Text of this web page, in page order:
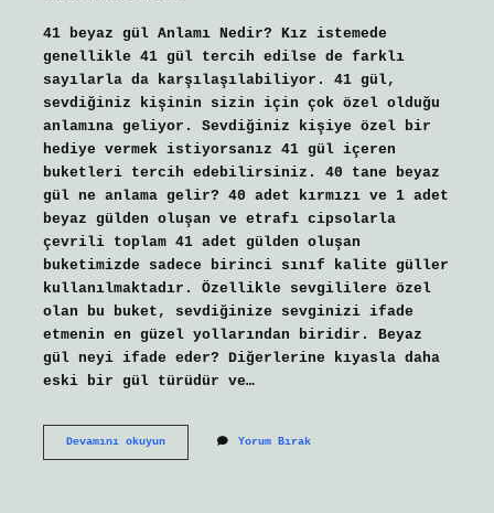
41 beyaz gül Anlamı Nedir? Kız istemede
genellikle 41 gül tercih edilse de farklı
sayılarla da karşılaşılabiliyor. 41 gül,
sevdiğiniz kişinin sizin için çok özel olduğu
anlamına geliyor. Sevdiğiniz kişiye özel bir
hediye vermek istiyorsanız 41 gül içeren
buketleri tercih edebilirsiniz. 40 tane beyaz
gül ne anlama gelir? 40 adet kırmızı ve 1 adet
beyaz gülden oluşan ve etrafı cipsolarla
çevrili toplam 41 adet gülden oluşan
buketimizde sadece birinci sınıf kalite güller
kullanılmaktadır. Özellikle sevgililere özel
olan bu buket, sevdiğinize sevginizi ifade
etmenin en güzel yollarından biridir. Beyaz
gül neyi ifade eder? Diğerlerine kıyasla daha
eski bir gül türüdür ve…
Devamını okuyun41
Yorum Bırak